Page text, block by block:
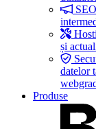
SEO
și
datelor
Produse